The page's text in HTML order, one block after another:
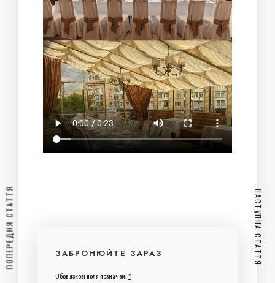
ПОПЕРЕДНЯ СТАТТЯ НАСТУПНА СТАТТЯ
ЗАБРОНЮЙТЕ ЗАРАЗ
Обов’язкові поля позначені*